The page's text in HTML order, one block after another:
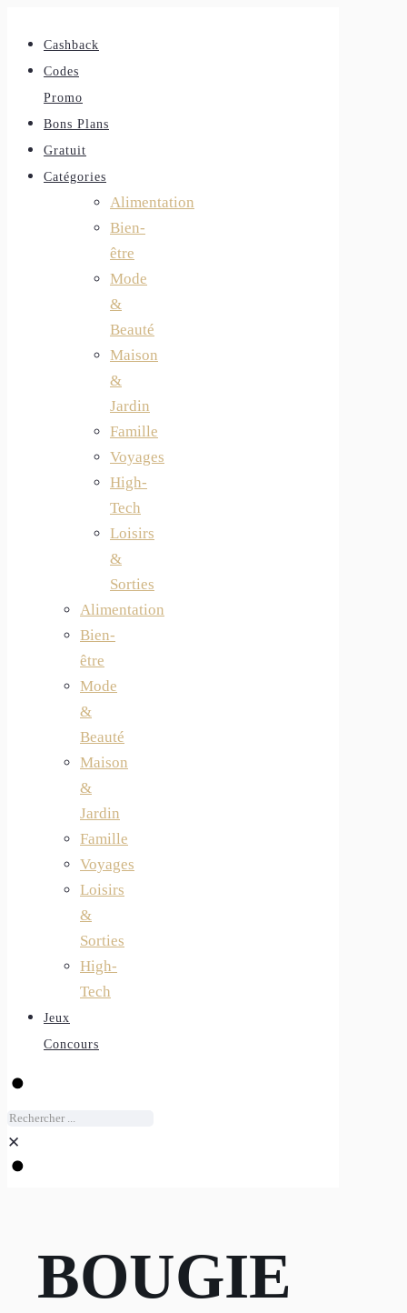
Cashback
Codes
Promo
Bons Plans
Gratuit
Catégories
Alimentation
Bien-
être
Mode
&
Beauté
Maison
&
Jardin
Famille
Voyages
High-
Tech
Loisirs
&
Sorties
Alimentation
Bien-
être
Mode
&
Beauté
Maison
&
Jardin
Famille
Voyages
Loisirs
&
Sorties
High-
Tech
Jeux
Concours
✕
BOUGIE